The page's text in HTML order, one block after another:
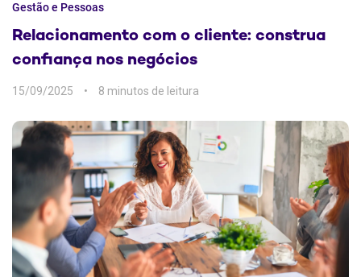
Gestão e Pessoas
Relacionamento com o cliente: construa
confiança nos negócios
15/09/2025 8 min